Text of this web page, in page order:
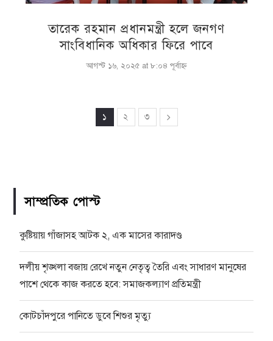
তারেক রহমান প্রধানমন্ত্রী হলে জনগণ
সাংবিধানিক অধিকার ফিরে পাবে
আগস্ট ১৬, ২০২৫ at ৮:০৪ পূর্বাহ্ণ
১ ২ ৩
সাম্প্রতিক পোস্ট
কুষ্টিয়ায় গাঁজাসহ আটক ২, এক মাসের কারাদণ্ড
দলীয় শৃঙ্খলা বজায় রেখে নতুন নেতৃত্ব তৈরি এবং সাধারণ মানুষের
পাশে থেকে কাজ করতে হবে: সমাজকল্যাণ প্রতিমন্ত্রী
কোটচাঁদপুরে পানিতে ডুবে শিশুর মৃত্যু